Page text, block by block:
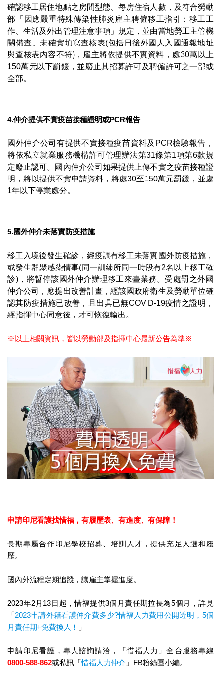
確認移工居住地點之房間型態、每房住宿人數，及符合勞動
部「因應嚴重特殊傳染性肺炎雇主聘僱移工指引：移工工
作、生活及外出管理注意事項」規定，並由當地勞工主管機
關備查。未確實填寫查核表(包括日後外國人入國通報地址
與查核表內容不符)，雇主將依提供不實資料，處30萬以上
150萬元以下罰鍰，並廢止其招募許可及聘僱許可之一部或
全部。
4.仲介提供不實疫苗接種證明或PCR報告
國外仲介公司有提供不實接種疫苗資料及PCR檢驗報告，
將依私立就業服務機構許可管理辦法第31條第1項第6款規
定廢止認可。國內仲介公司如果提供上傳不實之疫苗接種證
明，將以提供不實申請資料，將處30至150萬元罰鍰，並處
1年以下停業處分。
5.國外仲介未落實防疫措施
移工入境後發生確診，經疫調有移工未落實國外防疫措施，
或發生群聚感染情事(同一訓練所同一時段有2名以上移工確
診)，將暫停該國外仲介辦理移工來臺業務。受處罰之外國
仲介公司，應提出改善計畫，經該國政府衛生及勞動單位確
認其防疫措施已改善，且出具已無COVID-19疫情之證明，
經指揮中心同意後，才可恢復輸出。​
※以上相關資訊，皆以勞動部及指揮中心最新公告為準※
申請印尼看護找惜福， 有履歷表、有進度、有保障！
長期專屬合作印尼學校招募、培訓人才，提供充足人選和履
歷。
國內外流程定期追蹤，讓雇主掌握進度。
2023年2月13日起，惜福提供3個月責任期拉長為5個月，詳見
「2023申請外籍看護仲介費多少?惜福人力費用公開透明，5個
月責任期+免費換人！
」
申請印尼看護，專人諮詢請洽，「惜福人力」全台服務專線
0800-588-862或私訊「惜福人力仲介 」FB粉絲團小編。